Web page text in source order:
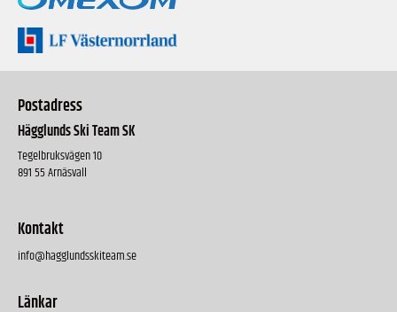
Postadress
Hägglunds Ski Team SK
Tegelbruksvägen 10
891 55 Arnäsvall
Kontakt
info@hagglundsskiteam.se
Länkar